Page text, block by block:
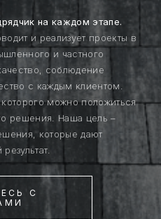
на каждом этапе.
и реализует проекты в
и частного
соблюдение
с каждым клиентом.
можно положиться
решения. Наша цель –
которые дают
С